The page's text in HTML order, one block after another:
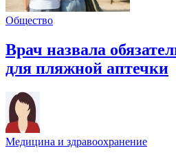
Общество
Врач назвала
для пляжной аптечки
Медицина и здравоохранение